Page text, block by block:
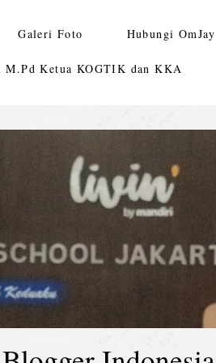
Galeri Foto Hubungi OmJay
Ketua KOGTIK dan KKA